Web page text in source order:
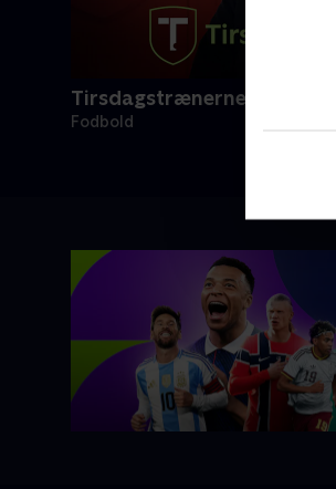
Tirsdagstrænerne
Fodbold